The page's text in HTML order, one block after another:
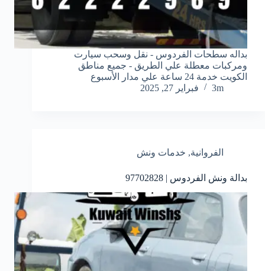
بداله سطحات الفردوس - نقل وسحب سيارت
ومركبات معطلة علي الطريق - جميع مناطق
الكويت خدمة 24 ساعة علي مدار الأسبوع
3m
فبراير 27, 2025
الفروانية, خدمات ونش
بدالة ونش الفردوس | 97702828